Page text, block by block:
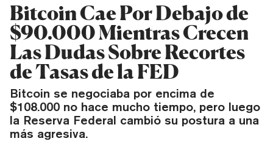
Bitcoin Cae Por Debajo de
$90.000 Mientras Crecen
Las Dudas Sobre Recortes
de Tasas de la FED
Bitcoin se negociaba por encima de
$108.000 no hace mucho tiempo, pero luego
la Reserva Federal cambió su postura a una
más agresiva.